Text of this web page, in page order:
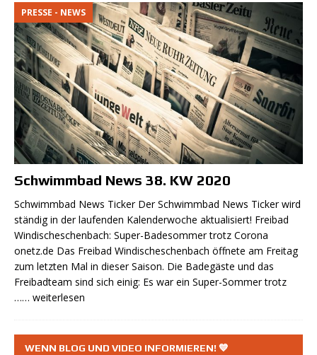
PRESSE - NEWS
Schwimmbad News 38. KW 2020
Schwimmbad News Ticker Der Schwimmbad News Ticker wird
ständig in der laufenden Kalenderwoche aktualisiert! Freibad
Windischeschenbach: Super-Badesommer trotz Corona
onetz.de Das Freibad Windischeschenbach öffnete am Freitag
zum letzten Mal in dieser Saison. Die Badegäste und das
Freibadteam sind sich einig: Es war ein Super-Sommer trotz
…… weiterlesen
WENN BLOG UND VIDEO INFORMIEREN! 💙